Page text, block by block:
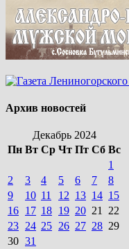
Архив новостей
Декабрь 2024
Пн Вт Ср Чт Пт Сб Вс
1
2
3 4 5 6 7
8
9
10 11 12 13 14 15
16 17 18 19 20 21
22
23 24 25 26 27 28 29
30 31